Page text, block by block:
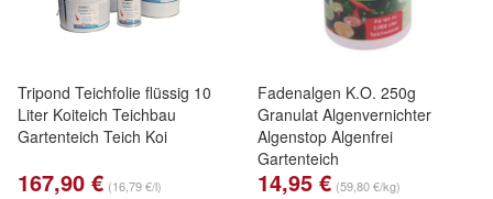
Tripond Teichfolie flüssig 10
Liter Koiteich Teichbau
Gartenteich Teich Koi
167,90 € (16,79 €/l)
Fadenalgen K.O. 250g
Granulat Algenvernichter
Algenstop Algenfrei
Gartenteich
14,95 € (59,80 €/kg)